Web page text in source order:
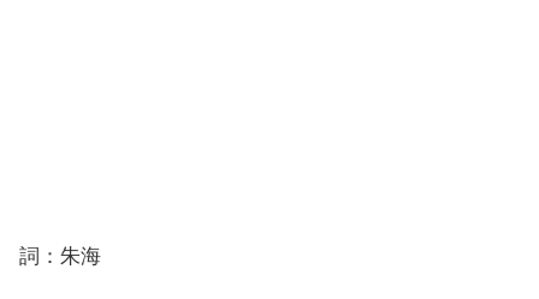
詞：朱海